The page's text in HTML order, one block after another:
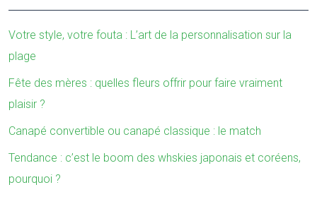
Votre style, votre fouta : L’art de la personnalisation sur la
plage
Fête des mères : quelles fleurs offrir pour faire vraiment
plaisir ?
Canapé convertible ou canapé classique : le match
Tendance : c’est le boom des whskies japonais et coréens,
pourquoi ?